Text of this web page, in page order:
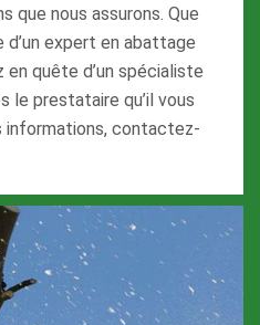
que nous assurons. Que
d’un expert en abattage
en quête d’un spécialiste
le prestataire qu’il vous
informations, contactez-